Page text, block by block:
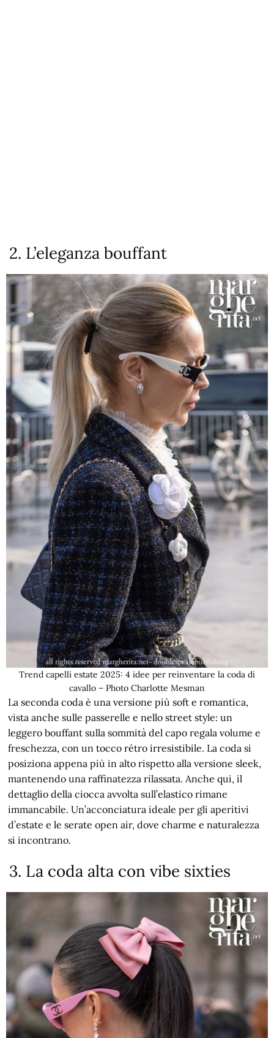
2. L’eleganza bouffant
Trend capelli estate 2025: 4 idee per reinventare la coda di
cavallo – Photo Charlotte Mesman
La seconda coda è una versione più soft e romantica,
vista anche sulle passerelle e nello street style: un
leggero bouffant sulla sommità del capo regala volume e
freschezza, con un tocco rétro irresistibile. La coda si
posiziona appena più in alto rispetto alla versione sleek,
mantenendo una raffinatezza rilassata. Anche qui, il
dettaglio della ciocca avvolta sull’elastico rimane
immancabile. Un’acconciatura ideale per gli aperitivi
d’estate e le serate open air, dove charme e naturalezza
si incontrano.
3. La coda alta con vibe sixties